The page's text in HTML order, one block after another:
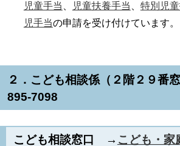
児童手当 児童扶養手当 特別児
児手当の申請を受け付けています。
２．こども相談係（２階２９番
895-7098
こども相談窓口 → こども・家